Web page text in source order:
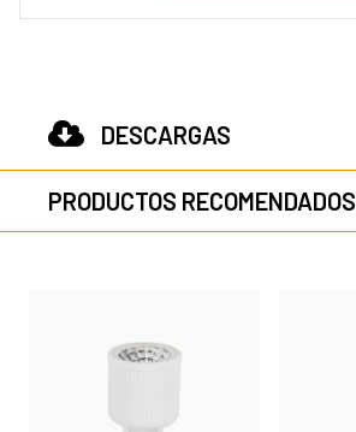
DESCARGAS
PRODUCTOS RECOMENDADOS